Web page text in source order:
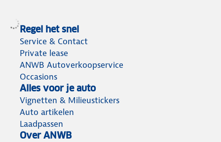
Regel het snel
Service & Contact
Private lease
ANWB Autoverkoopservice
Occasions
Alles voor je auto
Vignetten & Milieustickers
Auto artikelen
Laadpassen
Over ANWB